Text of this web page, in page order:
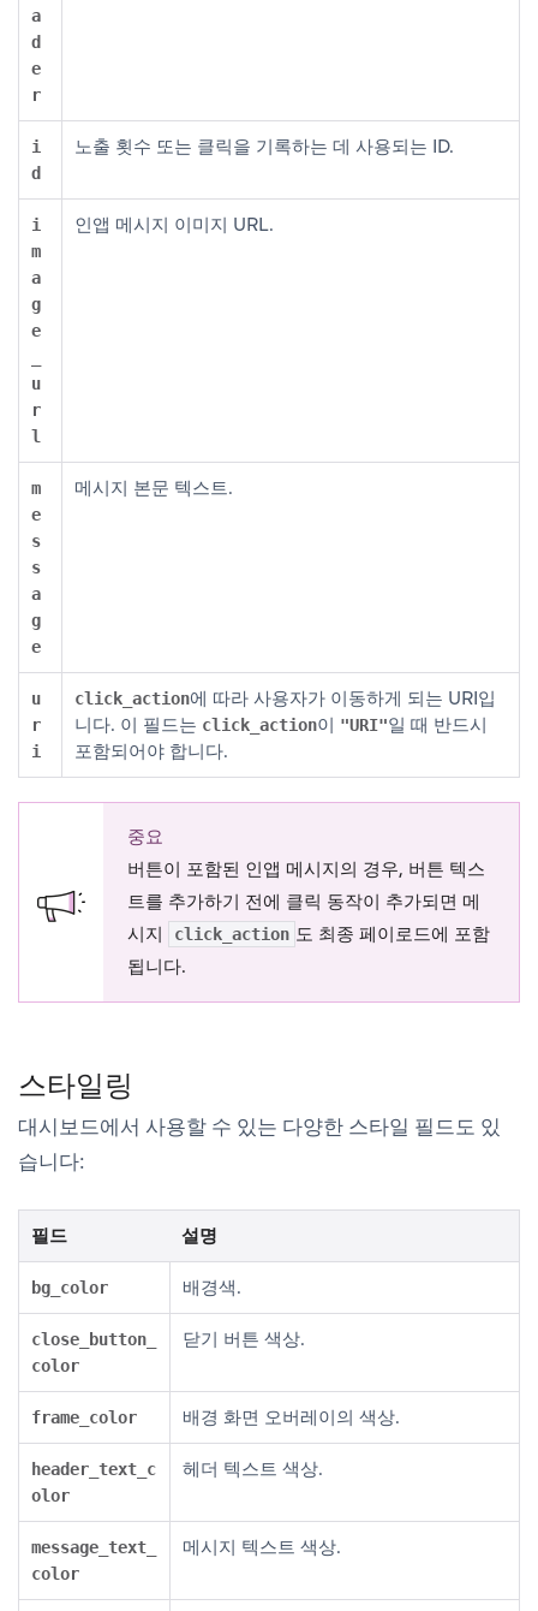
a
d
e
r
i
d
노출 횟수 또는 클릭을 기록하는 데 사용되는 ID.
i
m
a
g
e
u
r
l
인앱 메시지 이미지 URL.
m
e
s
s
a
g
e
메시지 본문 텍스트.
u
r
i
click_action에 따라 사용자가 이동하게 되는 URI입
니다. 이 필드는 click_action이 "URI"일 때 반드시
포함되어야 합니다.
중요
버튼이 포함된 인앱 메시지의 경우, 버튼 텍스
트를 추가하기 전에 클릭 동작이 추가되면 메
시지
click_action 도 최종 페이로드에 포함
됩니다.
스타일링
대시보드에서 사용할 수 있는 다양한 스타일 필드도 있
습니다:
필드 설명
bg_color 배경색.
close_button_
color
닫기 버튼 색상.
frame_color 배경 화면 오버레이의 색상.
header_text_c
olor
헤더 텍스트 색상.
message_text_
color
메시지 텍스트 색상.